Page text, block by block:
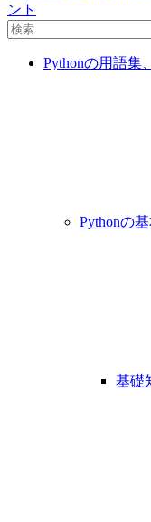
ント
Pythonの用語集
Pythonの
基礎